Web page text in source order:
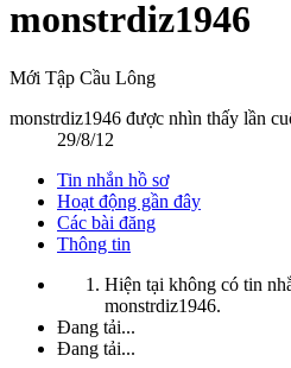
monstrdiz1946
Mới Tập Cầu Lông
monstrdiz1946 được nhìn thấy lần
29/8/12
Tin nhắn hồ sơ
Hoạt động gần đây
Các bài đăng
Thông tin
Hiện tại không có tin
monstrdiz1946.
Đang tải...
Đang tải...